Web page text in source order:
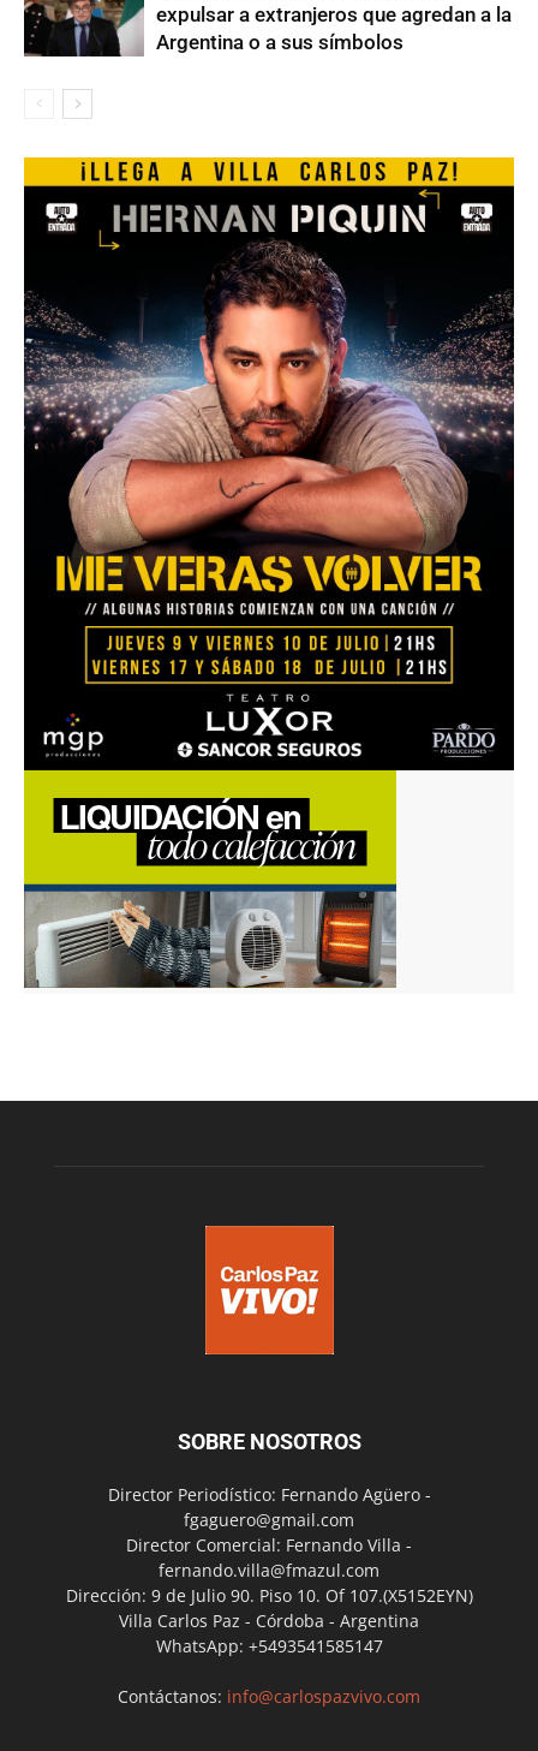
expulsar a extranjeros que agredan a la
Argentina o a sus símbolos
SOBRE NOSOTROS
Director Periodístico: Fernando Agüero -
fgaguero@gmail.com
Director Comercial: Fernando Villa -
fernando.villa@fmazul.com
Dirección: 9 de Julio 90. Piso 10. Of 107.(X5152EYN)
Villa Carlos Paz - Córdoba - Argentina
WhatsApp: +5493541585147
Contáctanos: info@carlospazvivo.com